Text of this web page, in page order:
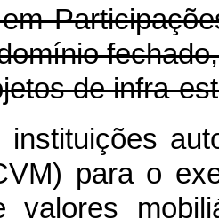
de infra-
para o
valores